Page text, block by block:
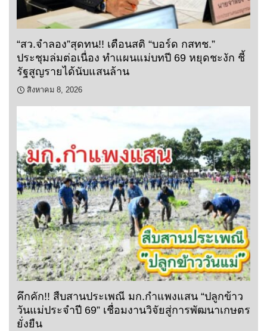
“สว.จำลอง”สุดทน!! เตือนสติ “บอร์ด กสทช.”
ประชุมล่มต่อเนื่อง ทำแผนแม่บทปี 69 หยุดชะงัก ชี้
รัฐสูญรายได้นับแสนล้าน
สิงหาคม 8, 2026
คึกคัก!! สืบสานประเพณี มก.กำแพงแสน “ปลูกข้าว
วันแม่ประจำปี 69” เชื่อมงานวิจัยสู่การพัฒนาเกษตร
ยั่งยืน